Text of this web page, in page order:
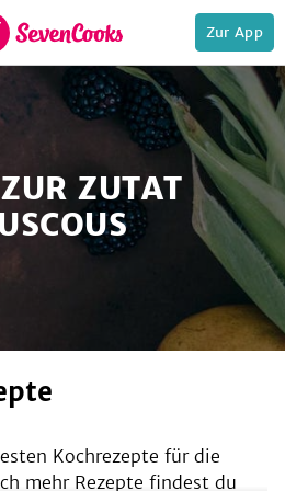
Zur App
ZUTAT
Kochrezepte für die
mehr Rezepte findest du